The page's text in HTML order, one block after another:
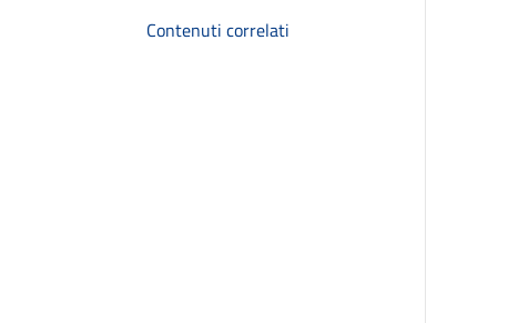
Contenuti correlati